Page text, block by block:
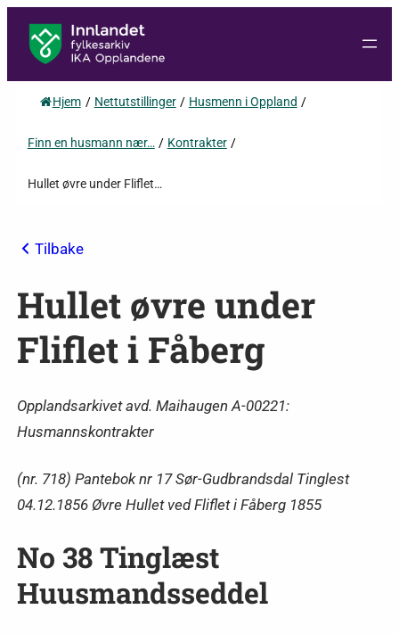
Hjem / Nettutstillinger / Husmenn i Oppland /
Finn en husmann nær… / Kontrakter /
Hullet øvre under Fliflet…
Tilbake
Hullet øvre under
Fliflet i Fåberg
Opplandsarkivet avd. Maihaugen A-00221:
Husmannskontrakter
(nr. 718) Pantebok nr 17 Sør-Gudbrandsdal Tinglest
04.12.1856 Øvre Hullet ved Fliflet i Fåberg 1855
No 38 Tinglæst
Huusmandsseddel